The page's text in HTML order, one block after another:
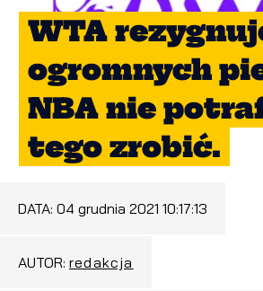
WTA
ogromnych
NBA nie
tego zrobić.
DATA: 04 grudnia 2021 10:17:13
AUTOR: redakcja